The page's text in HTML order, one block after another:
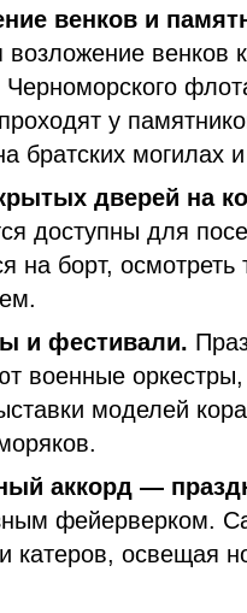
венков и
возложение
Черноморского
у
братских могилах
дверей на
доступны для
на борт,
и фестивали.
военные
моделей
аккорд —
фейерверком.
катеров, освещая